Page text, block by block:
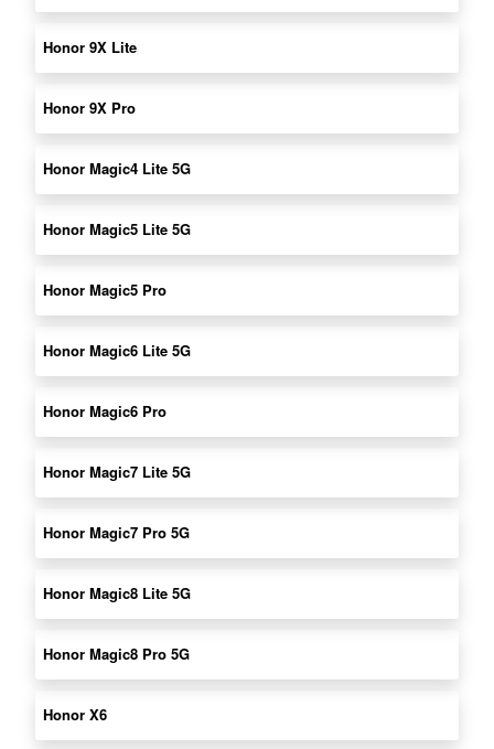
Honor 9X Lite
Honor 9X Pro
Honor Magic4 Lite 5G
Honor Magic5 Lite 5G
Honor Magic5 Pro
Honor Magic6 Lite 5G
Honor Magic6 Pro
Honor Magic7 Lite 5G
Honor Magic7 Pro 5G
Honor Magic8 Lite 5G
Honor Magic8 Pro 5G
Honor X6